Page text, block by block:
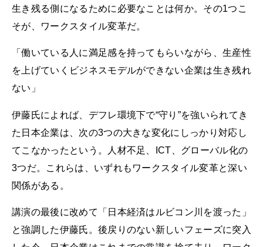
生き残る側になるために必要なことは何か。その1つこ
そが、ワークスタイル変革だ。
「働いている人に満足感を持ってもらいながら、生産性
を上げていくビジネスモデルができない企業は生き残れ
ない」
伊藤氏によれば、デフレ環境下で“守り”を強いられてき
た日本企業は、次の3つの大きな変化にしっかり対応し
てこなかったという。人材不足、ICT、グローバル化の
3つだ。これらは、いずれもワークスタイル変革と深い
関係がある。
講演の最後に改めて「日本経済はルビコン川を渡った」
と強調した伊藤氏。後戻りのない新しいフェーズに突入